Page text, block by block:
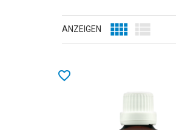
ANZEIGEN  
favorite_border